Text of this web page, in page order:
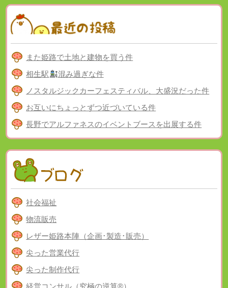
また姫路で土地と建物を買う件
相生駅
混み過ぎな件
ノスタルジックカーフェスティバル、大盛況だった件
お互いにちょっとずつ近づいている件
長野でアルファネスのイベントブースを出展する件
社会福祉
物流販売
レザー姫路本陣（企画･製造･販売）
尖った営業代行
尖った制作代行
経営コンサル（究極の逆算®）